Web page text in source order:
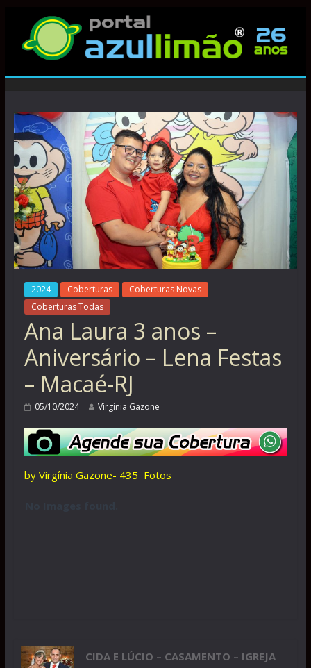
2024 Coberturas
Coberturas Novas
Coberturas Todas
Ana Laura 3 anos –
Aniversário – Lena Festas
– Macaé-RJ
05/10/2024 Virginia Gazone
by Virgínia Gazone- 435 Fotos
CIDA E LÚCIO – CASAMENTO – IGREJA